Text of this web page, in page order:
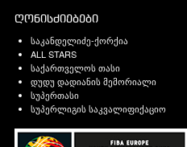
ღონისძიებები
საკანდელიძე-ქორქია
ALL STARS
საქართველოს თასი
დუდუ დადიანის მემორიალი
სუპერთასი
სუპერლიგის საკვალიფიქაციო